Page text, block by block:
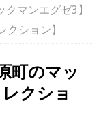
クマンエグゼ3】
ション】
町のマッ
クショ